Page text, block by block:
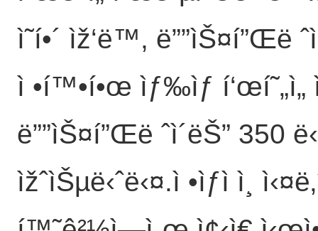
ì˜í•´ ìž‘ë™, ë””ìŠ¤í”Œë
ì •í™•í•œ ìƒ‰ìƒ í‘œí˜„ì„
ë””ìŠ¤í”Œë ˆì´ëŠ” 350
ìžˆìŠµë‹ˆë‹¤.ì •ìƒì ì¸